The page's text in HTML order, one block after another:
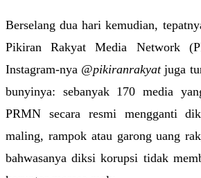
Berselang dua hari kemudian,
Pikiran Rakyat Media Network
Instagram-nya @pikiranrakyat juga
bunyinya: sebanyak 170 media
PRMN secara resmi mengganti
maling, rampok atau garong uang
bahwasanya diksi korupsi tidak